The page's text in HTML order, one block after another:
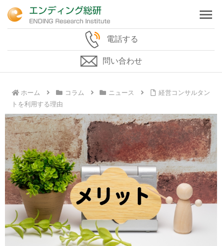
電話する
問い合わせ
ホーム コラム ニュース
経営コンサルタン
トを利用する理由